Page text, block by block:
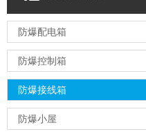
防爆配电箱
防爆控制箱
防爆接线箱
防爆小屋